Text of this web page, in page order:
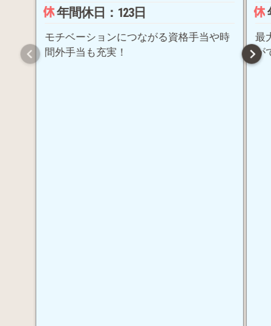
年間休日：123日
モチベーションにつながる資格手当や時
間外手当も充実！
最
が